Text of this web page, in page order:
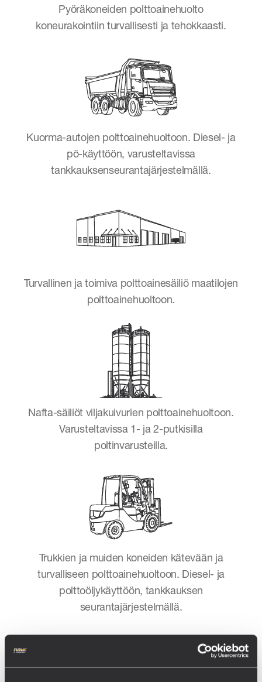
Pyöräkoneiden polttoainehuolto
koneurakointiin turvallisesti ja tehokkaasti.
Kuorma-autojen polttoainehuoltoon. Diesel- ja
pö-käyttöön, varusteltavissa
tankkauksenseurantajärjestelmällä.
Turvallinen ja toimiva polttoainesäiliö maatilojen
polttoainehuoltoon.
Nafta-säiliöt viljakuivurien polttoainehuoltoon.
Varusteltavissa 1- ja 2-putkisilla
poltinvarusteilla.
Trukkien ja muiden koneiden kätevään ja
turvalliseen polttoainehuoltoon. Diesel- ja
polttoöljykäyttöön, tankkauksen
seurantajärjestelmällä.
KATEGORIAN MUUT
TUOTTEET